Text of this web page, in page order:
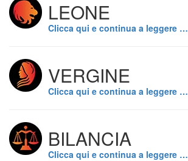
LEONE
Clicca qui e continua a leggere …
VERGINE
Clicca qui e continua a leggere …
BILANCIA
Clicca qui e continua a leggere …